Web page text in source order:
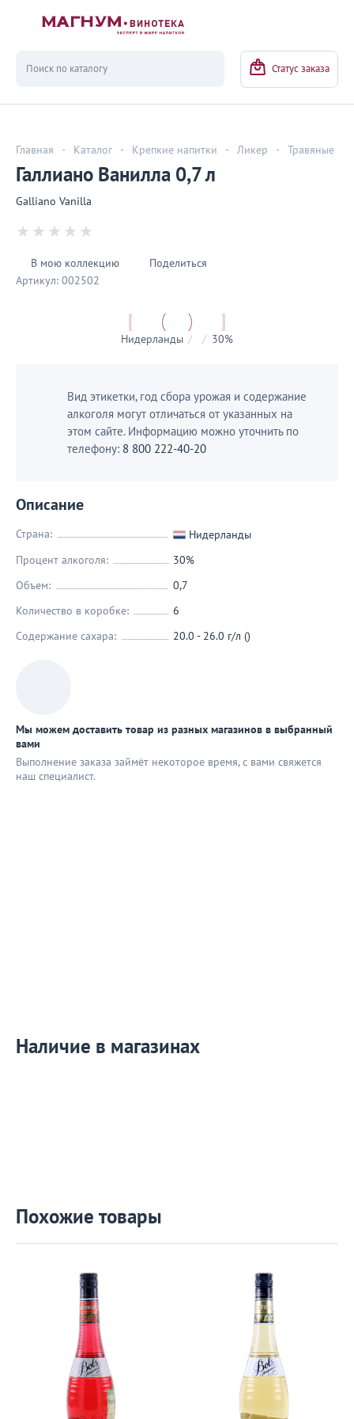
Статус заказа
Главная - Каталог - Крепкие напитки - Ликер - Травяные
Галлиано Ванилла 0,7 л
Galliano Vanilla
В мою коллекцию
Поделиться
Артикул: 002502
Нидерланды / / 30%
Вид этикетки, год сбора урожая и содержание
алкоголя могут отличаться от указанных на
этом сайте. Информацию можно уточнить по
телефону: 8 800 222-40-20
Описание
Страна:
Нидерланды
Процент алкоголя:
30%
Объем:
0,7
Количество в коробке:
6
Содержание сахара:
20.0 - 26.0 г/л ()
Мы можем доставить товар из разных магазинов в выбранный
вами
Выполнение заказа займёт некоторое время, с вами свяжется
наш специaлист.
Наличие в магазинах
Похожие товары